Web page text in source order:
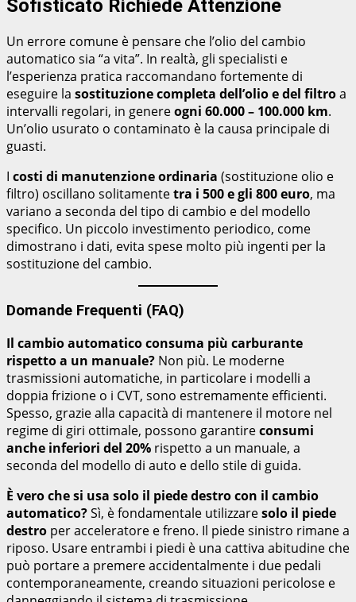
Sofisticato Richiede Attenzione
Un errore comune è pensare che l’olio del cambio
automatico sia “a vita”. In realtà, gli specialisti e
l’esperienza pratica raccomandano fortemente di
eseguire la sostituzione completa dell’olio e del filtroa
intervalli regolari, in genereogni 60.000 – 100.000 km.
Un’olio usurato o contaminato è la causa principale di
guasti.
I costi di manutenzione ordinaria (sostituzione olio e
filtro) oscillano solitamentetra i 500 e gli 800 euro, ma
variano a seconda del tipo di cambio e del modello
specifico. Un piccolo investimento periodico, come
dimostrano i dati, evita spese molto più ingenti per la
sostituzione del cambio.
Domande Frequenti (FAQ)
Il cambio automatico consuma più carburante
rispetto a un manuale? Non più. Le moderne
trasmissioni automatiche, in particolare i modelli a
doppia frizione o i CVT, sono estremamente efficienti.
Spesso, grazie alla capacità di mantenere il motore nel
regime di giri ottimale, possono garantireconsumi
anche inferiori del 20% rispetto a un manuale, a
seconda del modello di auto e dello stile di guida.
È vero che si usa solo il piede destro con il cambio
automatico?Sì, è fondamentale utilizzaresolo il piede
destro per acceleratore e freno. Il piede sinistro rimane a
riposo. Usare entrambi i piedi è una cattiva abitudine che
può portare a premere accidentalmente i due pedali
contemporaneamente, creando situazioni pericolose e